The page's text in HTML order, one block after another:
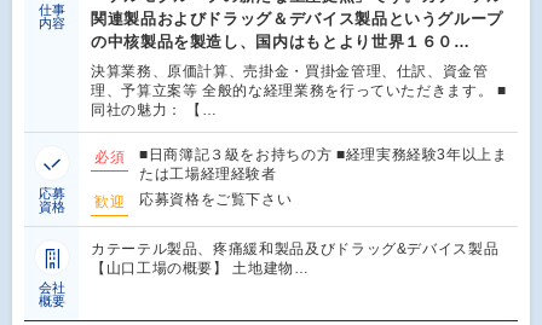
仕事
内容
関連製品およびドラッグ＆デバイス製品というグループ
の中核製品を製造し、国内はもとより世界１６０…
決算業務、原価計算、売掛金・買掛金管理、仕訳、資金管
理、予算立案等 全般的な経理業務を行っていただきます。 ■
同社の魅力： 【…
応募
資格
必須
■日商簿記３級をお持ちの方 ■経理実務経験3年以上ま
たは工場経理経験者
歓迎
応募資格をご覧下さい
会社
概要
カテーテル製品、疼痛緩和製品及びドラッグ&デバイス製品
【山口工場の概要】 土地建物…